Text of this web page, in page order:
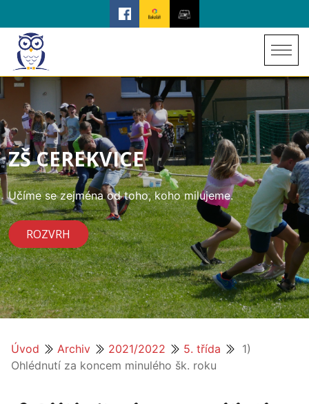
ZŠ CEREKVICE
Učíme se zejména od toho, koho milujeme.
ROZVRH
Úvod Archiv 2021/2022 5. třída
1)
Ohlédnutí za koncem minulého šk. roku